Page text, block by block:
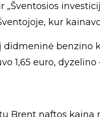
„Šventosios
kur
didmeninė benzino
1,65 euro, dyzelino
Brent naftos kaina